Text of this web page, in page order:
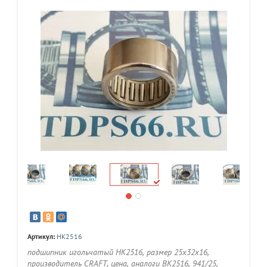
Артикул: HK2516
подшипник игольчатый HK2516, размер 25x32x16,
производитель CRAFT, цена, аналоги BK2516, 941/25,